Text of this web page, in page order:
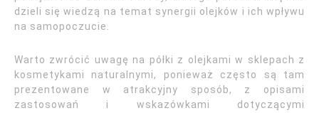
dzieli się wiedzą na temat synergii olejków i ich wpływu
na samopoczucie.
Warto zwrócić uwagę na półki z olejkami w sklepach z
kosmetykami naturalnymi, ponieważ często są tam
prezentowane w atrakcyjny sposób, z opisami
zastosowań i wskazówkami dotyczącymi